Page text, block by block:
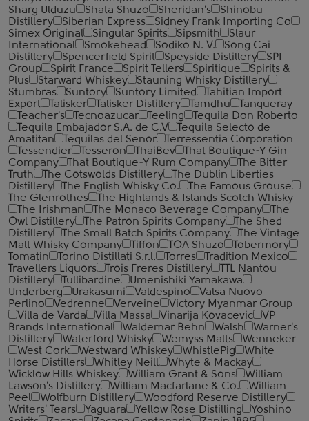
Sharg Ulduzu
Shata Shuzo Sheridan's
Shinobu
Distillery
Siberian Express
Sidney Frank Importing Co
Simex Original
Singular Spirits Sipsmith
Slaur
International
Smokehead Sodiko N. V.
Song Cai
Distillery
Spencerfield Spirit Speyside Distillery
SPI
Group
Spirit France Spirit Tellers Spiritique
Spirits &
Plus
Starward Whiskey
Stauning Whisky Distillery
Stumbras
Suntory Suntory Limited
Tahitian Import
Export
Talisker Talisker Distillery Tamdhu
Tanqueray
Teacher's
Tecnoazucar Teeling
Tequila Don Roberto
Tequila Embajador S.A. de C.V
Tequila Selecto de
Amatitan
Tequilas del Senor
Terressentia Corporation
Tessendier
Tesseron ThaiBev
That Boutique-Y Gin
Company
That Boutique-Y Rum Company
The Bitter
Truth
The Cotswolds Distillery
The Dublin Liberties
Distillery
The English Whisky Co.
The Famous Grouse
The Glenrothes
The Highlands & Islands Scotch Whisky
The Irishman
The Monaco Beverage Company
The
Owl Distillery
The Patron Spirits Company
The Shed
Distillery
The Small Batch Spirits Company
The Vintage
Malt Whisky Company
Tiffon TOA Shuzo
Tobermory
Tomatin
Torino Distillati S.r.l. Torres
Tradition Mexico
Travellers Liquors
Trois Freres Distillery
TTL Nantou
Distillery
Tullibardine
Umenishiki Yamakawa
Underberg
Urakasumi Valdespino
Valsa Nuovo
Perlino
Vedrenne Verveine
Victory Myanmar Group
Villa de Varda
Villa Massa Vinarija Kovacevic
VP
Brands International
Waldemar Behn Walsh
Warner's
Distillery
Waterford Whisky Wemyss Malts
Wenneker
West Cork
Westward Whiskey WhistlePig
White
Horse Distillers
Whitley Neill
Whyte & Mackay
Wicklow Hills Whiskey
William Grant & Sons
William
Lawson's Distillery
William Macfarlane & Co.
William
Peel
Wolfburn Distillery
Woodford Reserve Distillery
Writers' Tears
Yaguara Yellow Rose Distilling
Yoshino